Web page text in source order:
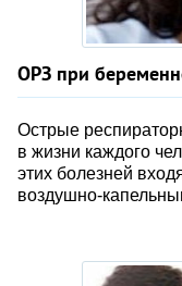
ОРЗ при
Острые
в жизни каждого
этих болезней
воздушно-